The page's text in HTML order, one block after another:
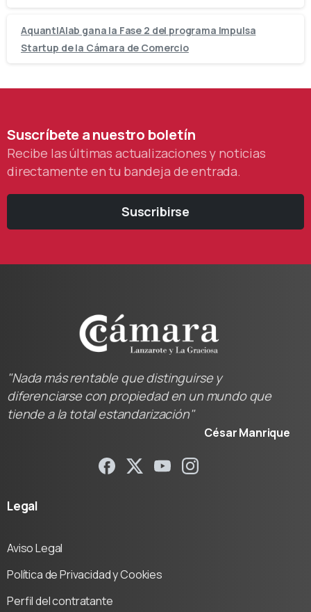
AquantIAlab gana la Fase 2 del programa Impulsa
Startup de la Cámara de Comercio
Suscríbeteanuestro boletín
Recibe las últimas actualizaciones y noticias
directamente en tu bandeja de entrada.
Suscribirse
"Nada más rentable que distinguirse y
diferenciarse con propiedad en un mundo que
tiende a la total estandarización"
César Manrique
Legal
Aviso Legal
Política de Privacidad y Cookies
Perfil del contratante